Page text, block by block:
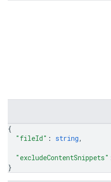
{
"fileId" : string,
"excludeContentSnippets"
}